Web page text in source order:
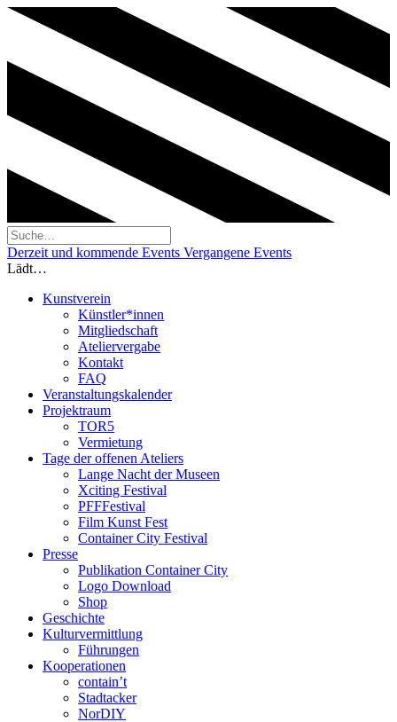
Derzeit und kommende Events Vergangene Events
Lädt…
Kunstverein
Künstler*innen
Mitgliedschaft
Ateliervergabe
Kontakt
FAQ
Veranstaltungskalender
Projektraum
TOR5
Vermietung
Tage der offenen Ateliers
Lange Nacht der Museen
Xciting Festival
PFFFestival
Film Kunst Fest
Container City Festival
Presse
Publikation Container City
Logo Download
Shop
Geschichte
Kulturvermittlung
Führungen
Kooperationen
contain’t
Stadtacker
NorDIY